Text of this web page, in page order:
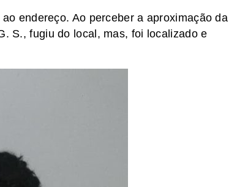
endereço. Ao perceber a aproximação da
S., fugiu do local, mas, foi localizado e